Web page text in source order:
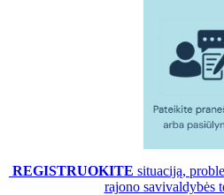
REGISTRUOKITE situaciją,
rajono savivaldybės